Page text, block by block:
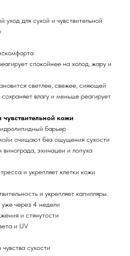
для сухой и чувствительной
спокойнее на холод, жару и
светлее, свежее, сияющей
влагу и меньше реагирует
кожи
барьер
очищают без ощущения сухости
эхинацеи и лопуха
и укрепляет клетки кожи
и укрепляет капилляры.
через 4 недели
и стянутости
и UV
сухости